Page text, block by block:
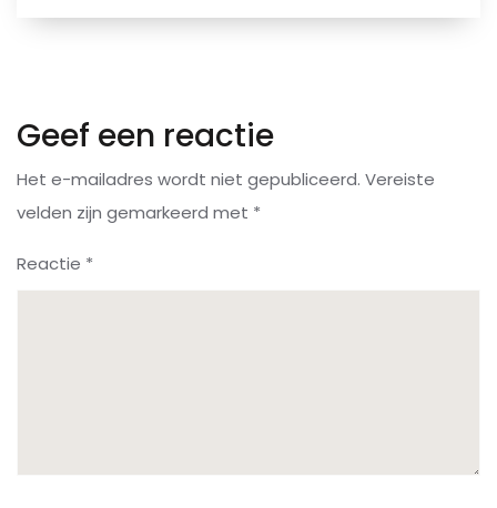
Geef een reactie
Het e-mailadres wordt niet gepubliceerd. Vereiste
velden zijn gemarkeerd met *
Reactie *